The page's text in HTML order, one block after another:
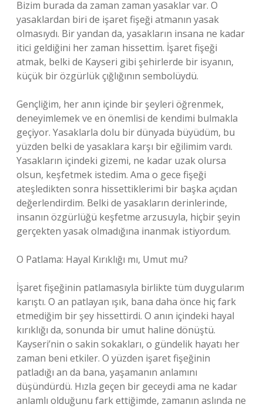
Bizim burada da zaman zaman yasaklar var. O
yasaklardan biri de işaret fişeği atmanın yasak
olmasıydı. Bir yandan da, yasakların insana ne kadar
itici geldiğini her zaman hissettim. İşaret fişeği
atmak, belki de Kayseri gibi şehirlerde bir isyanın,
küçük bir özgürlük çığlığının sembolüydü.
Gençliğim, her anın içinde bir şeyleri öğrenmek,
deneyimlemek ve en önemlisi de kendimi bulmakla
geçiyor. Yasaklarla dolu bir dünyada büyüdüm, bu
yüzden belki de yasaklara karşı bir eğilimim vardı.
Yasakların içindeki gizemi, ne kadar uzak olursa
olsun, keşfetmek istedim. Ama o gece fişeği
ateşledikten sonra hissettiklerimi bir başka açıdan
değerlendirdim. Belki de yasakların derinlerinde,
insanın özgürlüğü keşfetme arzusuyla, hiçbir şeyin
gerçekten yasak olmadığına inanmak istiyordum.
O Patlama: Hayal Kırıklığı mı, Umut mu?
İşaret fişeğinin patlamasıyla birlikte tüm duygularım
karıştı. O an patlayan ışık, bana daha önce hiç fark
etmediğim bir şey hissettirdi. O anın içindeki hayal
kırıklığı da, sonunda bir umut haline dönüştü.
Kayseri’nin o sakin sokakları, o gündelik hayatı her
zaman beni etkiler. O yüzden işaret fişeğinin
patladığı an da bana, yaşamanın anlamını
düşündürdü. Hızla geçen bir geceydi ama ne kadar
anlamlı olduğunu fark ettiğimde, zamanın aslında ne